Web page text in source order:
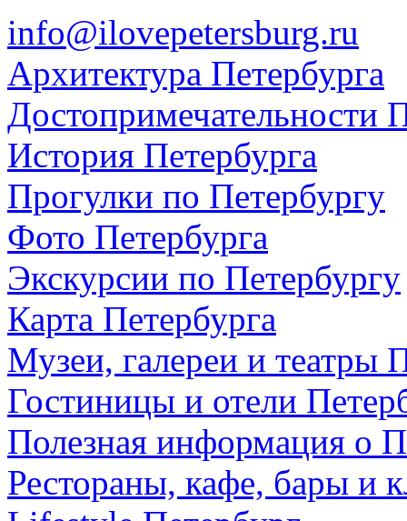
info@ilovepetersburg.ru
Архитектура Петербурга
Достопримечательности
История Петербурга
Прогулки по Петербургу
Фото Петербурга
Экскурсии по Петербургу
Карта Петербурга
Музеи, галереи и театры
Гостиницы и отели
Полезная информация о
Рестораны, кафе, бары и